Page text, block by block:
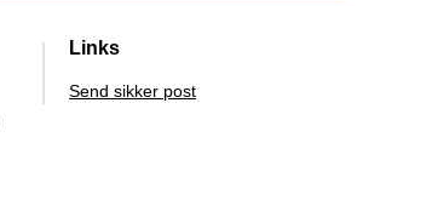
Links
Send sikker post